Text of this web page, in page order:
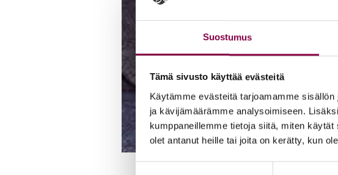
Suostumus
Tämä sivusto käyttää evästeitä
Käytämme evästeitä tarjoamamme
ja kävijämäärämme analysoimiseen.
kumppaneillemme tietoja siitä, miten
olet antanut heille tai joita on kerätty, kun